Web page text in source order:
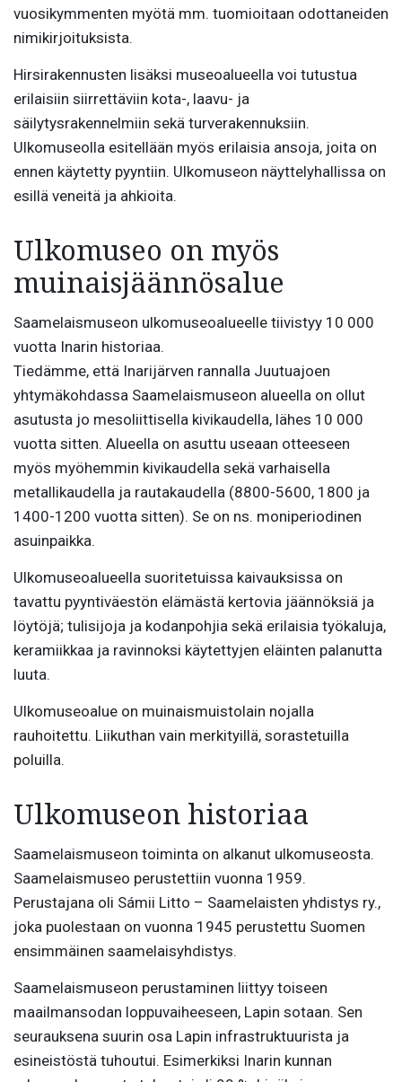
vuosikymmenten myötä mm. tuomioitaan odottaneiden
nimikirjoituksista.
Hirsirakennusten lisäksi museoalueella voi tutustua
erilaisiin siirrettäviin kota-, laavu- ja
säilytysrakennelmiin sekä turverakennuksiin.
Ulkomuseolla esitellään myös erilaisia ansoja, joita on
ennen käytetty pyyntiin. Ulkomuseon näyttelyhallissa on
esillä veneitä ja ahkioita.
Ulkomuseo on myös
muinaisjäännösalue
Saamelaismuseon ulkomuseoalueelle tiivistyy 10 000
vuotta Inarin historiaa.
Tiedämme, että Inarijärven rannalla Juutuajoen
yhtymäkohdassa Saamelaismuseon alueella on ollut
asutusta jo mesoliittisella kivikaudella, lähes 10 000
vuotta sitten. Alueella on asuttu useaan otteeseen
myös myöhemmin kivikaudella sekä varhaisella
metallikaudella ja rautakaudella (8800-5600, 1800 ja
1400-1200 vuotta sitten). Se on ns. moniperiodinen
asuinpaikka.
Ulkomuseoalueella suoritetuissa kaivauksissa on
tavattu pyyntiväestön elämästä kertovia jäännöksiä ja
löytöjä; tulisijoja ja kodanpohjia sekä erilaisia työkaluja,
keramiikkaa ja ravinnoksi käytettyjen eläinten palanutta
luuta.
Ulkomuseoalue on muinaismuistolain nojalla
rauhoitettu. Liikuthan vain merkityillä, sorastetuilla
poluilla.
Ulkomuseon historiaa
Saamelaismuseon toiminta on alkanut ulkomuseosta.
Saamelaismuseo perustettiin vuonna 1959.
Perustajana oli Sámii Litto – Saamelaisten yhdistys ry.,
joka puolestaan on vuonna 1945 perustettu Suomen
ensimmäinen saamelaisyhdistys.
Saamelaismuseon perustaminen liittyy toiseen
maailmansodan loppuvaiheeseen, Lapin sotaan. Sen
seurauksena suurin osa Lapin infrastruktuurista ja
esineistöstä tuhoutui. Esimerkiksi Inarin kunnan